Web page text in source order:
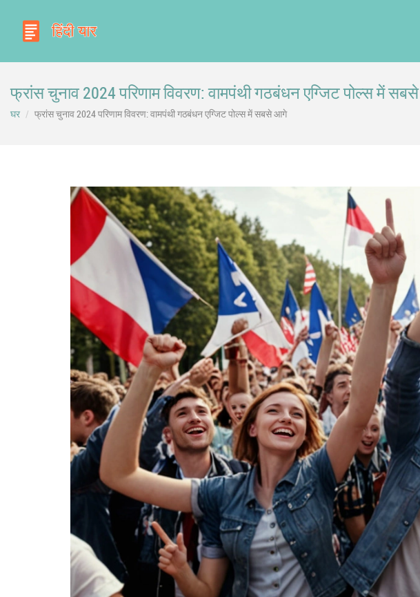
फ्रांस चुनाव 2024 परिणाम विवरण: वामपंथी गठबंधन एग्जिट पोल्स में
घर फ्रांस चुनाव 2024 परिणाम विवरण: वामपंथी गठबंधन एग्जिट पोल्स में सबसे आगे